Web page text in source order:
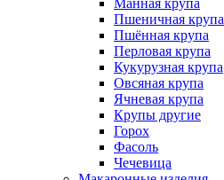
Манная крупа
Пшеничная крупа
Пшённая крупа
Перловая крупа
Кукурузная крупа
Овсяная крупа
Ячневая крупа
Крупы другие
Горох
Фасоль
Чечевица